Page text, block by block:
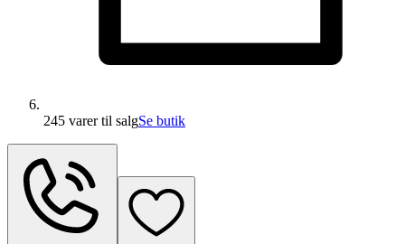
245 varertil salgSe butik